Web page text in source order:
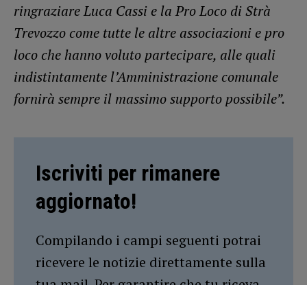
ringraziare Luca Cassi e la Pro Loco di Strà
Trevozzo come tutte le altre associazioni e pro
loco che hanno voluto partecipare, alle quali
indistintamente l’Amministrazione comunale
fornirà sempre il massimo supporto possibile”.
Iscriviti per rimanere
aggiornato!
Compilando i campi seguenti potrai
ricevere le notizie direttamente sulla